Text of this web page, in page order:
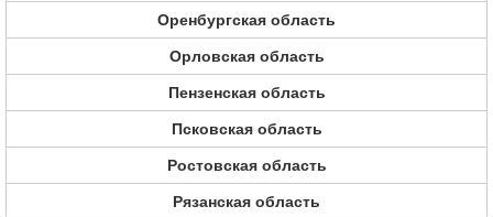
Оренбургская область
Орловская область
Пензенская область
Псковская область
Ростовская область
Рязанская область